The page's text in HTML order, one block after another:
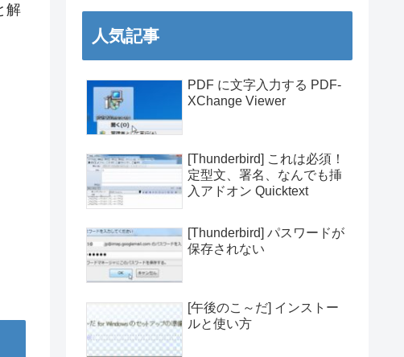
解
人気記事
PDF に文字入力する PDF-
XChange Viewer
[Thunderbird] これは必須！
定型文、署名、なんでも挿
入アドオン Quicktext
[Thunderbird] パスワードが
保存されない
[午後のこ～だ] インストー
ルと使い方